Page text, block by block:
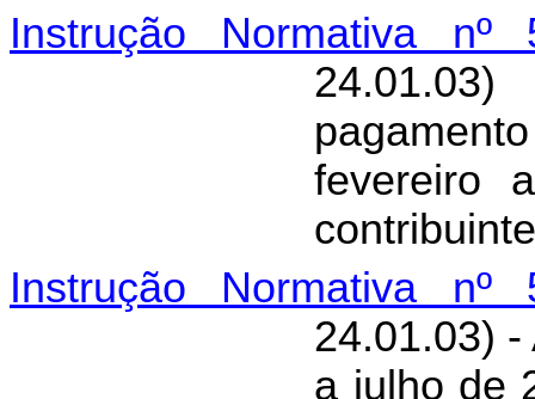
Instrução Normativa nº
fevereiro
Instrução Normativa nº
24.01.03)
a julho de